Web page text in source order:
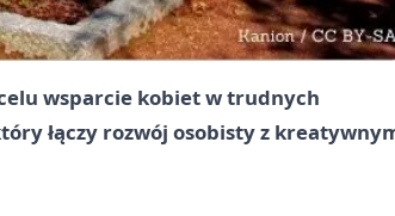
wsparcie kobiet w trudnych
łączy rozwój osobisty z